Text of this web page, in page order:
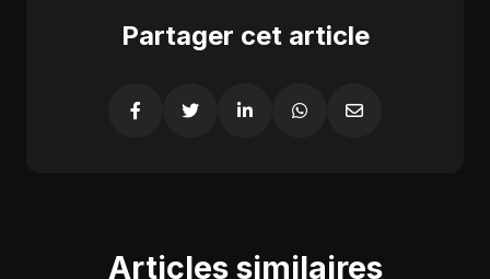
Partager cet article
Articles similaires